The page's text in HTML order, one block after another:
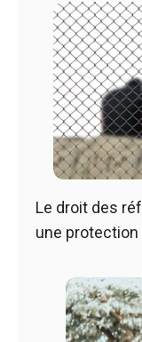
Le droit des
une